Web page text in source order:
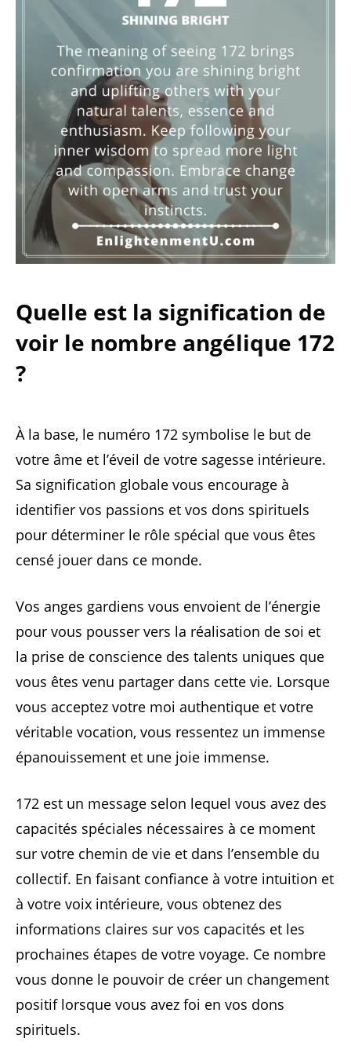
Quelle est la signification de
voir le nombre angélique 172
?
À la base, le numéro 172 symbolise le but de
votre âme et l’éveil de votre sagesse intérieure.
Sa signification globale vous encourage à
identifier vos passions et vos dons spirituels
pour déterminer le rôle spécial que vous êtes
censé jouer dans ce monde.
Vos anges gardiens vous envoient de l’énergie
pour vous pousser vers la réalisation de soi et
la prise de conscience des talents uniques que
vous êtes venu partager dans cette vie. Lorsque
vous acceptez votre moi authentique et votre
véritable vocation, vous ressentez un immense
épanouissement et une joie immense.
172 est un message selon lequel vous avez des
capacités spéciales nécessaires à ce moment
sur votre chemin de vie et dans l’ensemble du
collectif. En faisant confiance à votre intuition et
à votre voix intérieure, vous obtenez des
informations claires sur vos capacités et les
prochaines étapes de votre voyage. Ce nombre
vous donne le pouvoir de créer un changement
positif lorsque vous avez foi en vos dons
spirituels.